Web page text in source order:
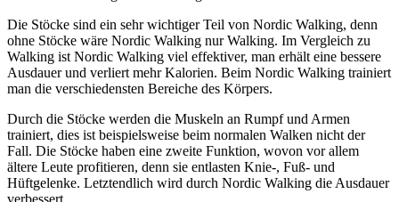
Die Stöcke sind ein sehr wichtiger Teil von Nordic Walking, denn
ohne Stöcke wäre Nordic Walking nur Walking. Im Vergleich zu
Walking ist Nordic Walking viel effektiver, man erhält eine bessere
Ausdauer und verliert mehr Kalorien. Beim Nordic Walking trainiert
man die verschiedensten Bereiche des Körpers.
Durch die Stöcke werden die Muskeln an Rumpf und Armen
trainiert, dies ist beispielsweise beim normalen Walken nicht der
Fall. Die Stöcke haben eine zweite Funktion, wovon vor allem
ältere Leute profitieren, denn sie entlasten Knie-, Fuß- und
Hüftgelenke. Letztendlich wird durch Nordic Walking die Ausdauer